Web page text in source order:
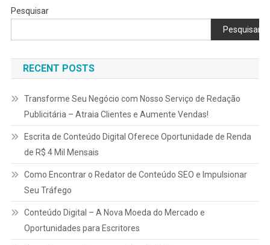
Pesquisar
Pesquisar
RECENT POSTS
Transforme Seu Negócio com Nosso Serviço de Redação
Publicitária – Atraia Clientes e Aumente Vendas!
Escrita de Conteúdo Digital Oferece Oportunidade de Renda
de R$ 4 Mil Mensais
Como Encontrar o Redator de Conteúdo SEO e Impulsionar
Seu Tráfego
Conteúdo Digital – A Nova Moeda do Mercado e
Oportunidades para Escritores